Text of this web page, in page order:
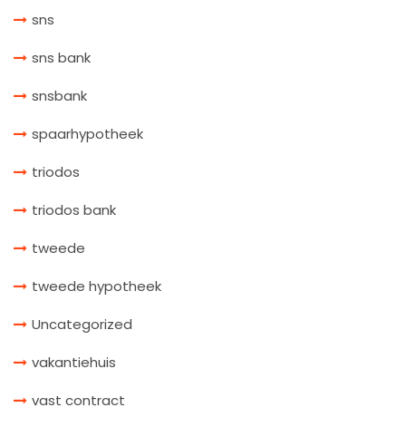
sns
sns bank
snsbank
spaarhypotheek
triodos
triodos bank
tweede
tweede hypotheek
Uncategorized
vakantiehuis
vast contract